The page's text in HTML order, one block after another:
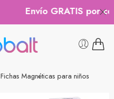
Envío GRATIS por
Fichas Magnéticas para niños